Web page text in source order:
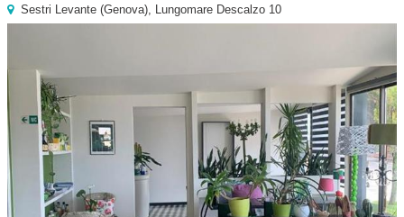
Sestri Levante (Genova), Lungomare Descalzo 10